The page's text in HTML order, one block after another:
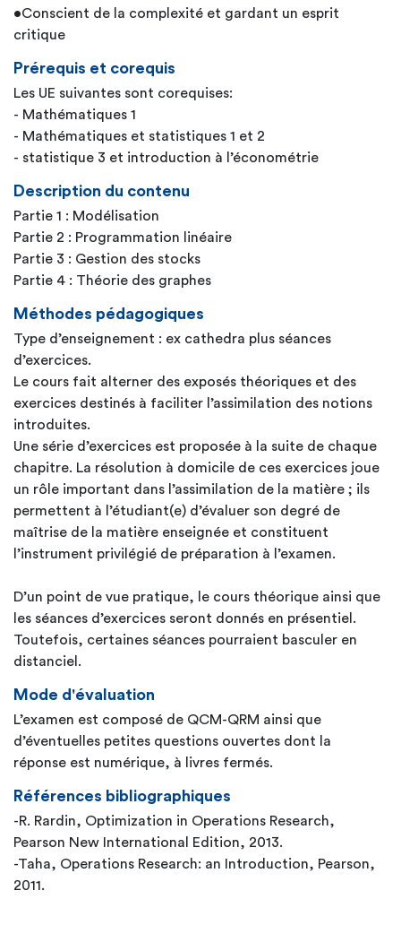
•Conscient de la complexité et gardant un esprit
critique
Prérequis et corequis
Les UE suivantes sont corequises:
- Mathématiques 1
- Mathématiques et statistiques 1 et 2
- statistique 3 et introduction à l’économétrie
Description du contenu
Partie 1 : Modélisation
Partie 2 : Programmation linéaire
Partie 3 : Gestion des stocks
Partie 4 : Théorie des graphes
Méthodes pédagogiques
Type d’enseignement : ex cathedra plus séances
d’exercices.
Le cours fait alterner des exposés théoriques et des
exercices destinés à faciliter l’assimilation des notions
introduites.
Une série d’exercices est proposée à la suite de chaque
chapitre. La résolution à domicile de ces exercices joue
un rôle important dans l’assimilation de la matière ; ils
permettent à l’étudiant(e) d’évaluer son degré de
maîtrise de la matière enseignée et constituent
l’instrument privilégié de préparation à l’examen.
D’un point de vue pratique, le cours théorique ainsi que
les séances d’exercices seront donnés en présentiel.
Toutefois, certaines séances pourraient basculer en
distanciel.
Mode d'évaluation
L’examen est composé de QCM-QRM ainsi que
d’éventuelles petites questions ouvertes dont la
réponse est numérique, à livres fermés.
Références bibliographiques
-R. Rardin, Optimization in Operations Research,
Pearson New International Edition, 2013.
-Taha, Operations Research: an Introduction, Pearson,
2011.